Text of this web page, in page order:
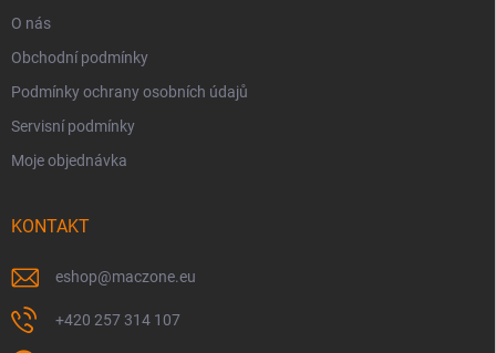
O nás
Obchodní podmínky
Podmínky ochrany osobních údajů
Servisní podmínky
Moje objednávka
KONTAKT
eshop@maczone.eu
+420 257 314 107